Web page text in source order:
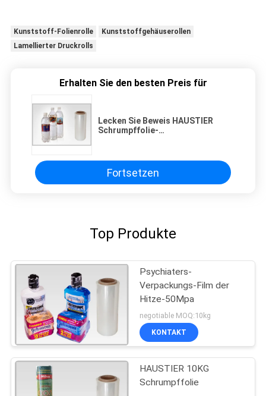
Kunststoff-Folienrolle
Kunststoffgehäuserollen
Lamellierter Druckrolls
Erhalten Sie den besten Preis für
Lecken Sie Beweis HAUSTIER
Schrumpffolie-
Fortsetzen
Top Produkte
Psychiaters-
Verpackungs-Film der
Hitze-50Mpa
negotiable MOQ:10kg
KONTAKT
HAUSTIER 10KG
Schrumpffolie